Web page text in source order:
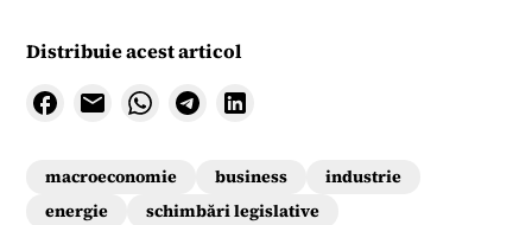
Distribuie acest articol
macroeconomie business
industrie
energie
schimbări legislative